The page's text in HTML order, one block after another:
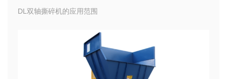
DL双轴撕碎机的应用范围